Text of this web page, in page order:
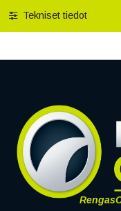
Tekniset tiedot